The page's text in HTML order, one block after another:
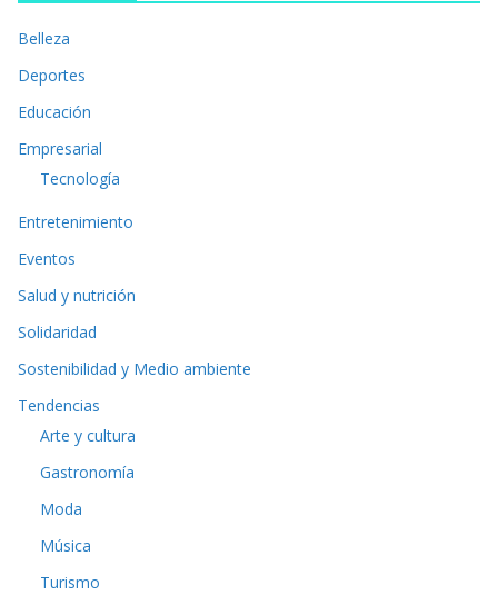
Belleza
Deportes
Educación
Empresarial
Tecnología
Entretenimiento
Eventos
Salud y nutrición
Solidaridad
Sostenibilidad y Medio ambiente
Tendencias
Arte y cultura
Gastronomía
Moda
Música
Turismo